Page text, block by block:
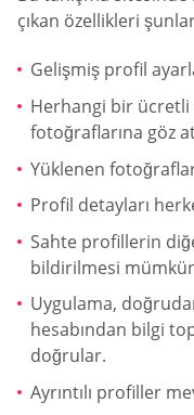
çıkan özellikleri
Gelişmiş profil
Herhangi bir ücretli
fotoğraflarına göz
Yüklenen
Profil detayları
Sahte profillerin
bildirilmesi
Uygulama,
hesabından bilgi
doğrular.
Ayrıntılı profiller